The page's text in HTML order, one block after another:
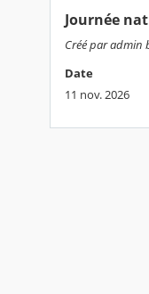
Journée
Créé par admin
Date
11 nov. 2026